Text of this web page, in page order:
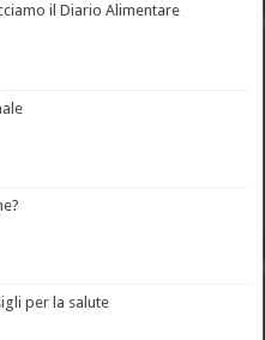
il Diario Alimentare
per la salute